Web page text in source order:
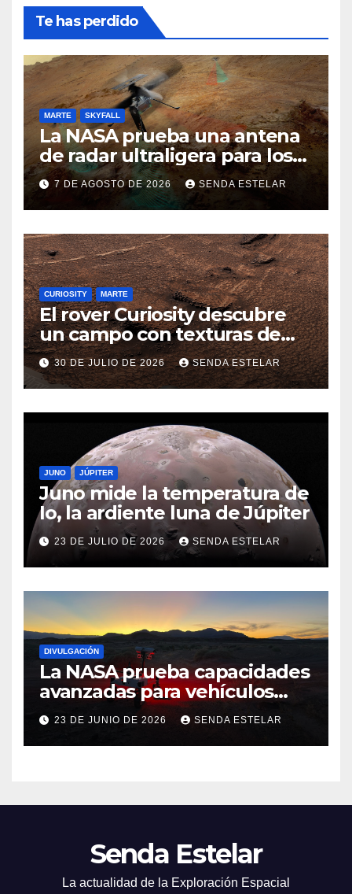
Te has perdido
MARTE SKYFALL
La NASA prueba una antena
de radar ultraligera para los
helicópteros SkyFall Mars
7 DE AGOSTO DE 2026 SENDA ESTELAR
CURIOSITY MARTE
El rover Curiosity descubre
un campo con texturas de
panal
30 DE JULIO DE 2026 SENDA ESTELAR
JUNO JÚPITER
Juno mide la temperatura de
Io, la ardiente luna de Júpiter
23 DE JULIO DE 2026 SENDA ESTELAR
DIVULGACIÓN
La NASA prueba capacidades
avanzadas para vehículos
exploradores lunares y
marcianos.
23 DE JUNIO DE 2026 SENDA ESTELAR
Senda Estelar
La actualidad de la Exploración Espacial